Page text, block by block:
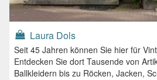
Laura Dols
Seit 45 Jahren können Sie hier für
Entdecken Sie dort Tausende von
Ballkleidern bis zu Röcken, Jacken,